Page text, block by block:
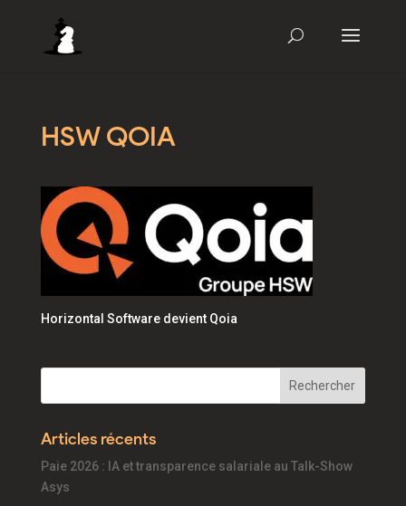
HSW QOIA
Horizontal Software devient Qoia
Articles récents
Paie 2026 : IA et transparence salariale au Talk-Show
Asys